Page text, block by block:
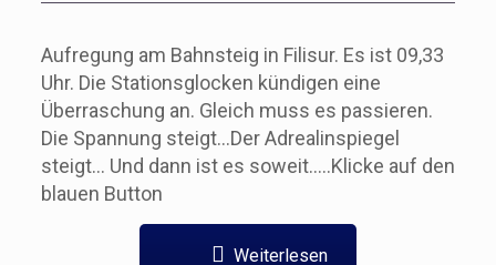
Aufregung am Bahnsteig in Filisur. Es ist 09,33
Uhr. Die Stationsglocken kündigen eine
Überraschung an. Gleich muss es passieren.
Die Spannung steigt…Der Adrealinspiegel
steigt… Und dann ist es soweit…..Klicke auf den
blauen Button
Weiterlesen